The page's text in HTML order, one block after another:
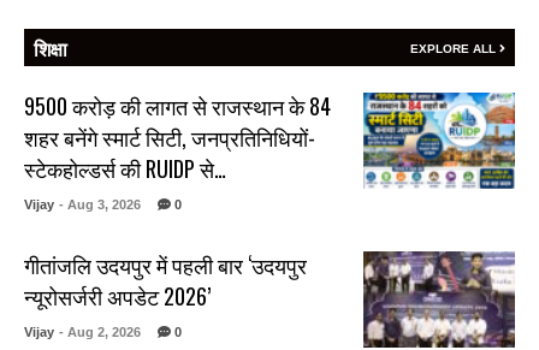
शिक्षा EXPLORE ALL
₹9500 करोड़ की लागत से राजस्थान के 84
शहर बनेंगे स्मार्ट सिटी, जनप्रतिनिधियों-
स्टेकहोल्डर्स की RUIDP से…
Vijay - Aug 3, 2026 0
गीतांजलि उदयपुर में पहली बार ‘उदयपुर
न्यूरोसर्जरी अपडेट 2026’
Vijay - Aug 2, 2026 0